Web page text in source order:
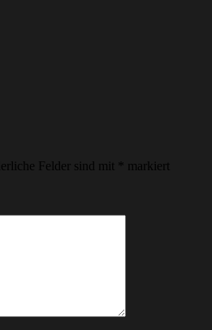
Felder sind mit
markiert